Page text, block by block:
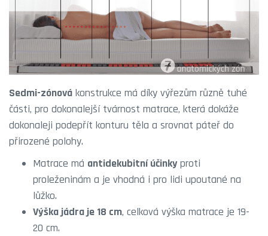
Sedmi-zónová konstrukce má díky výřezům různě tuhé
části, pro dokonalejší tvárnost matrace, která dokáže
dokonaleji podepřít konturu těla a srovnat páteř do
přirozené polohy.
Matrace má antidekubitní účinky proti
proleženinám a je vhodná i pro lidi upoutané na
lůžko.
Výška jádra je 18 cm, celková výška matrace je 19-
20 cm.